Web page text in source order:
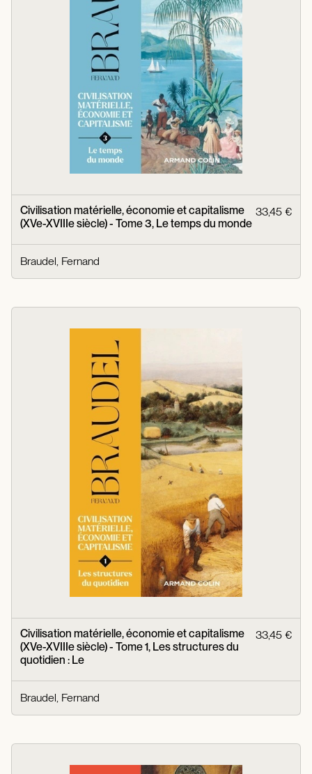
Civilisation matérielle, économie et capitalisme
(XVe-XVIIIe siècle) - Tome 3, Le temps du monde
33,45 €
Braudel, Fernand
Civilisation matérielle, économie et capitalisme
(XVe-XVIIIe siècle) - Tome 1, Les structures du
quotidien : Le
33,45 €
Braudel, Fernand